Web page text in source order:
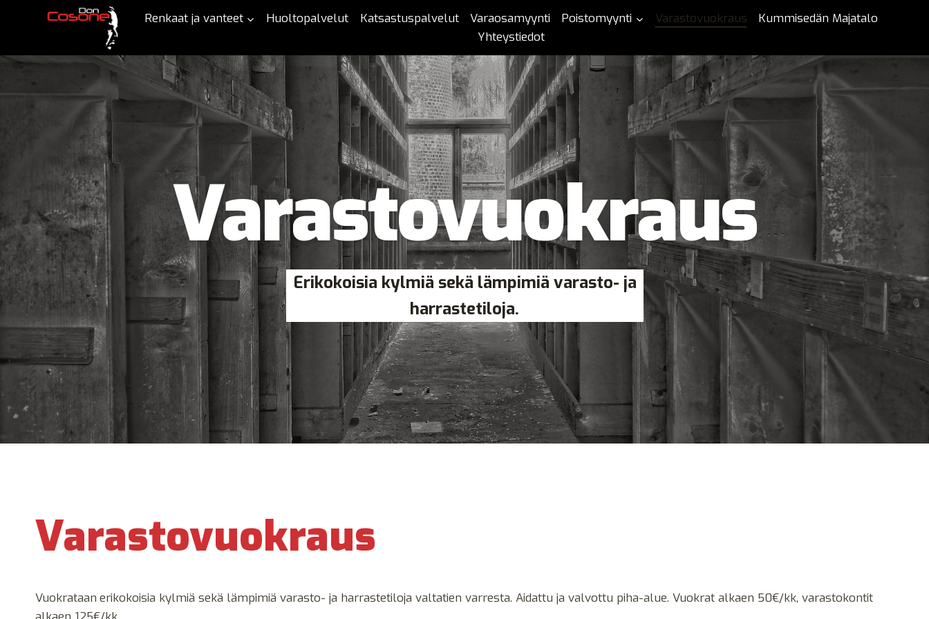
Renkaat ja vanteet Huoltopalvelut Katsastuspalvelut Varaosamyynti Poistomyynti Varastovuokraus
Kummisedän Majatalo
Yhteystiedot
Varastovuokraus
Erikokoisia kylmiä sekä lämpimiä varasto- ja
harrastetiloja.
Varastovuokraus
Vuokrataan erikokoisia kylmiä sekä lämpimiä varasto- ja harrastetiloja valtatien varresta. Aidattu ja valvottu piha-alue. Vuokrat alkaen 50€/kk, varastokontit